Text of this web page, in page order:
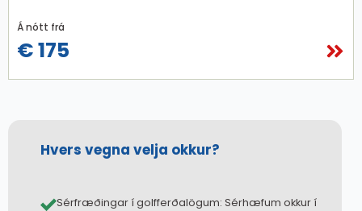
Á nótt frá
€ 175
Hvers vegna velja okkur?
Sérfræðingar í golfferðalögum: Sérhæfum okkur í